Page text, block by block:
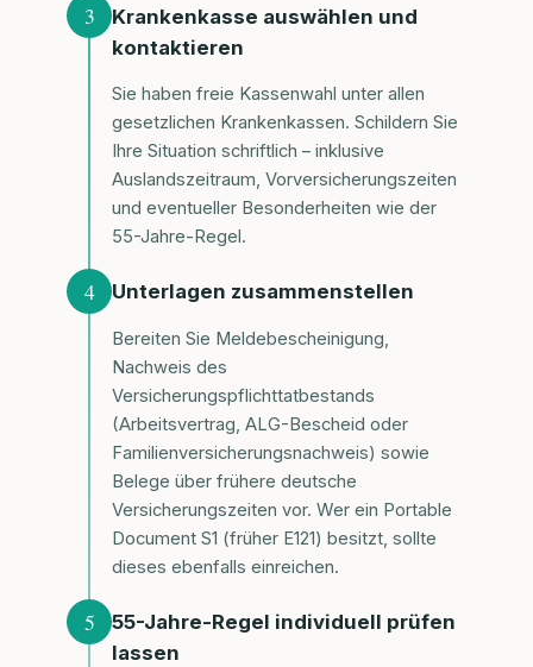
3
Krankenkasse auswählen und
kontaktieren
Sie haben freie Kassenwahl unter allen
gesetzlichen Krankenkassen. Schildern Sie
Ihre Situation schriftlich – inklusive
Auslandszeitraum, Vorversicherungszeiten
und eventueller Besonderheiten wie der
55-Jahre-Regel.
4 Unterlagen zusammenstellen
Bereiten Sie Meldebescheinigung,
Nachweis des
Versicherungspflichttatbestands
(Arbeitsvertrag, ALG-Bescheid oder
Familienversicherungsnachweis) sowie
Belege über frühere deutsche
Versicherungszeiten vor. Wer ein Portable
Document S1 (früher E121) besitzt, sollte
dieses ebenfalls einreichen.
5
55-Jahre-Regel individuell prüfen
lassen